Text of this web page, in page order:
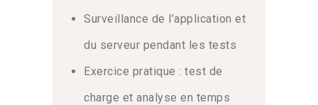
Surveillance de l’application et
du serveur pendant les tests
Exercice pratique : test de
charge et analyse en temps